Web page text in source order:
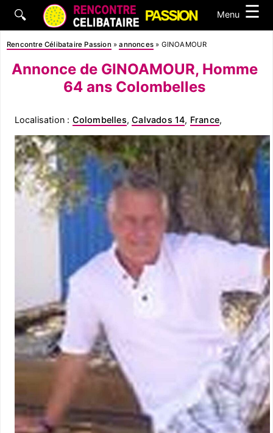
🔍 Menu ☰
Rencontre Célibataire Passion »annonces » GINOAMOUR
Annonce de GINOAMOUR, Homme
64 ans Colombelles
Localisation : Colombelles,Calvados 14, France,